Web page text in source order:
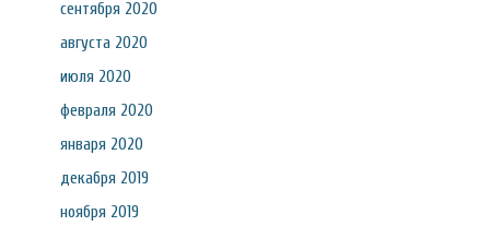
сентября 2020
августа 2020
июля 2020
февраля 2020
января 2020
декабря 2019
ноября 2019